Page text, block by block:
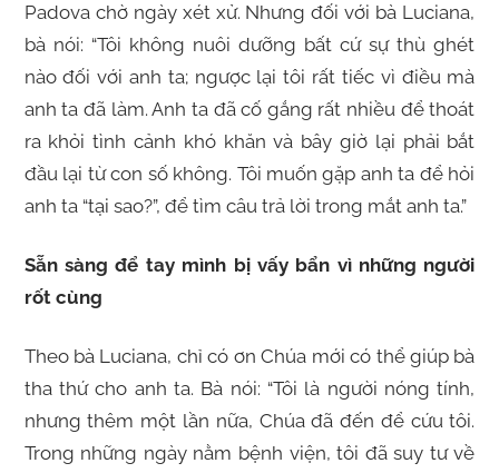
Padova chờ ngày xét xử. Nhưng đối với bà Luciana,
bà nói: “Tôi không nuôi dưỡng bất cứ sự thù ghét
nào đối với anh ta; ngược lại tôi rất tiếc vì điều mà
anh ta đã làm. Anh ta đã cố gắng rất nhiều để thoát
ra khỏi tình cảnh khó khăn và bây giờ lại phải bắt
đầu lại từ con số không. Tôi muốn gặp anh ta để hỏi
anh ta “tại sao?”, để tìm câu trả lời trong mắt anh ta.”
Sẵn sàng để tay mình bị vấy bẩn vì những người
rốt cùng
Theo bà Luciana, chỉ có ơn Chúa mới có thể giúp bà
tha thứ cho anh ta. Bà nói: “Tôi là người nóng tính,
nhưng thêm một lần nữa, Chúa đã đến để cứu tôi.
Trong những ngày nằm bệnh viện, tôi đã suy tư về